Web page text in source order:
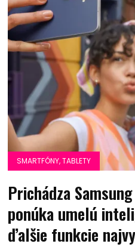
SMARTFÓNY, TABLETY
Prichádza
ponúka umelú
ďalšie funkcie